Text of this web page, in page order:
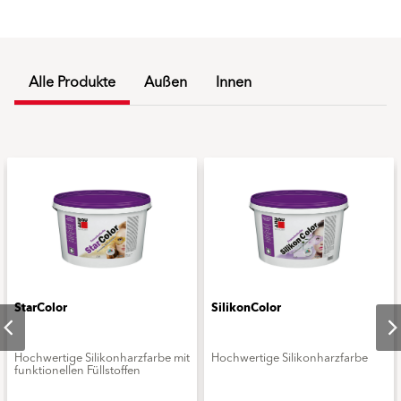
Alle Produkte Außen Innen
StarColor
Hochwertige Silikonharzfarbe mit
funktionellen Füllstoffen
SilikonColor
Hochwertige Silikonharzfarbe